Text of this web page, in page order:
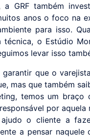
a GRF também
anos o foco na
para isso.
técnica, o Estúdio
levar isso
que o
mas que também
temos um braço
por
o cliente a
a pensar